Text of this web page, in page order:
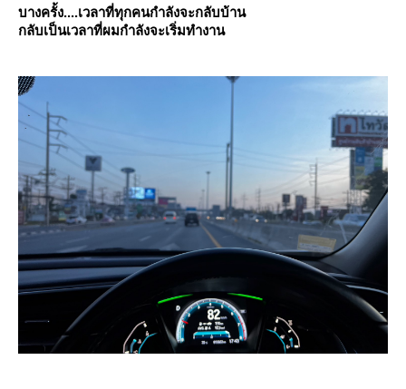
บางครั้ง....เวลาที่ทุกคนกำลังจะกลับบ้าน
กลับเป็นเวลาที่ผมกำลังจะเริ่มทำงาน